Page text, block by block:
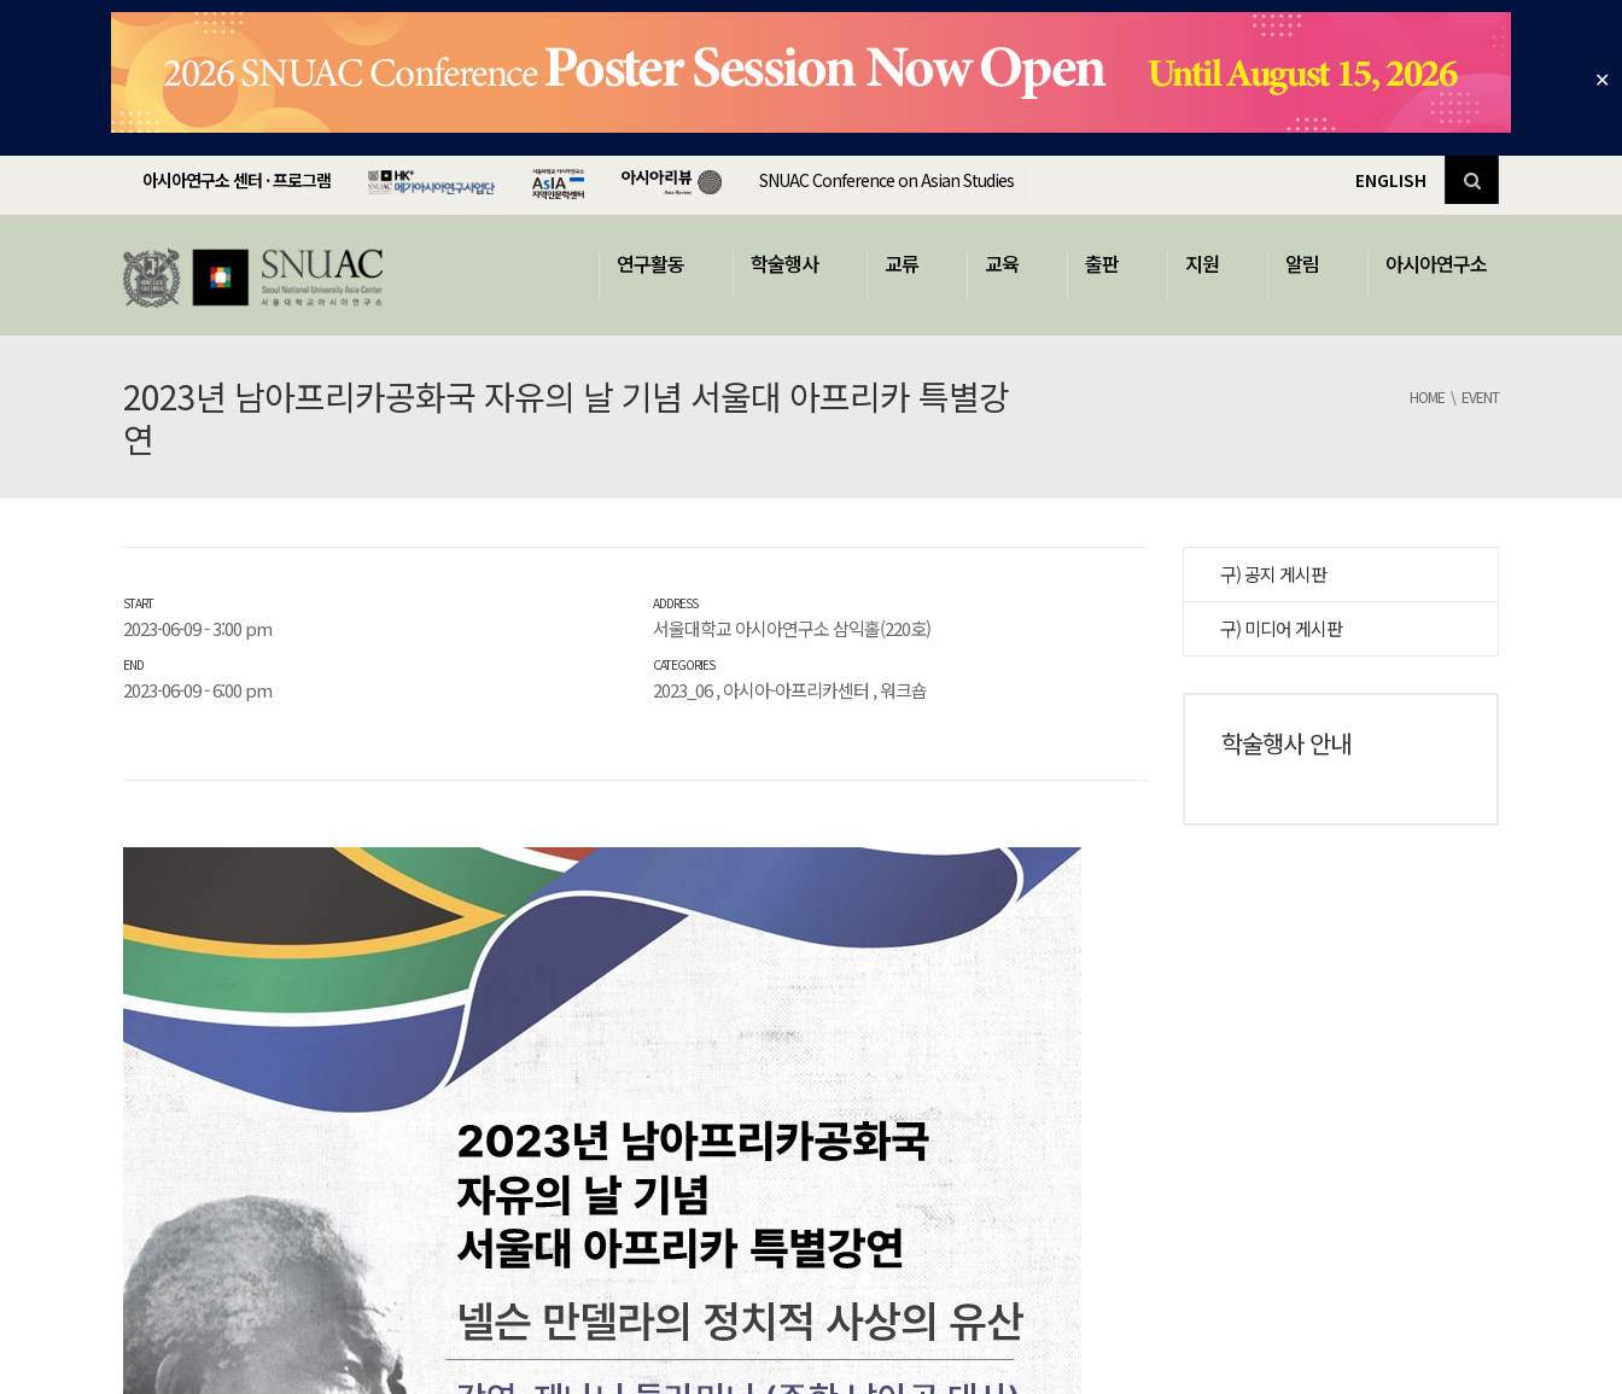
✕
아시아연구소 센터 · 프로그램 SNUAC Conference on Asian Studies ENGLISH
연구활동 학술행사 교류 교육 출판 지원 알림 아시아연구소
2023년 남아프리카공화국 자유의 날 기념 서울대 아프리카 특별강
연
HOME EVENT
START
2023-06-09 - 3:00 pm
END
2023-06-09 - 6:00 pm
ADDRESS
서울대학교 아시아연구소 삼익홀(220호)
CATEGORIES
2023_06,아시아-아프리카센터 ,워크숍
구) 공지 게시판
구) 미디어 게시판
학술행사 안내